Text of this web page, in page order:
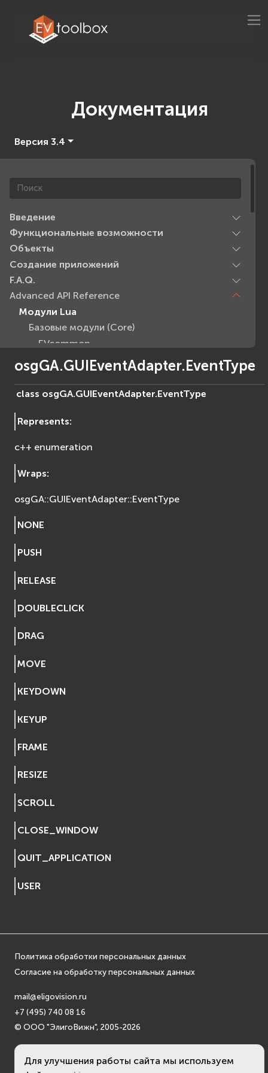
Документация
Версия 3.4
Введение
Функциональные возможности
Объекты
Создание приложений
F.A.Q.
Advanced API Reference
Модули Lua
Базовые модули (Core)
EVcommon
evar2
evxml
EVosg
EVosgGA
EVosgShadow
EVosgViewer
osgAnimation
osgGA
osgText
osgViewer
bullet
Фаиловая система (File System)
ios
EVremoted
osgGA.GUIEventAdapter.EventType
class osgGA.GUIEventAdapter.EventType
Represents:
c++ enumeration
Wraps:
osgGA::GUIEventAdapter::EventType
NONE
PUSH
RELEASE
DOUBLECLICK
DRAG
MOVE
KEYDOWN
KEYUP
FRAME
RESIZE
SCROLL
CLOSE_WINDOW
QUIT_APPLICATION
USER
Политика обработки персональных данных
Согласие на обработку персональных данных
mail@eligovision.ru
+7 (495) 740 08 16
© ООО "ЭлигоВижн", 2005-2026
Для улучшения работы сайта мы используем